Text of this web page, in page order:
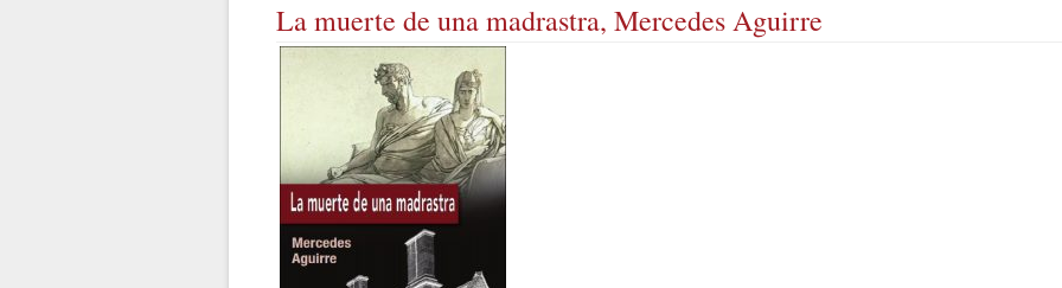
La muerte de una madrastra, Mercedes Aguirre